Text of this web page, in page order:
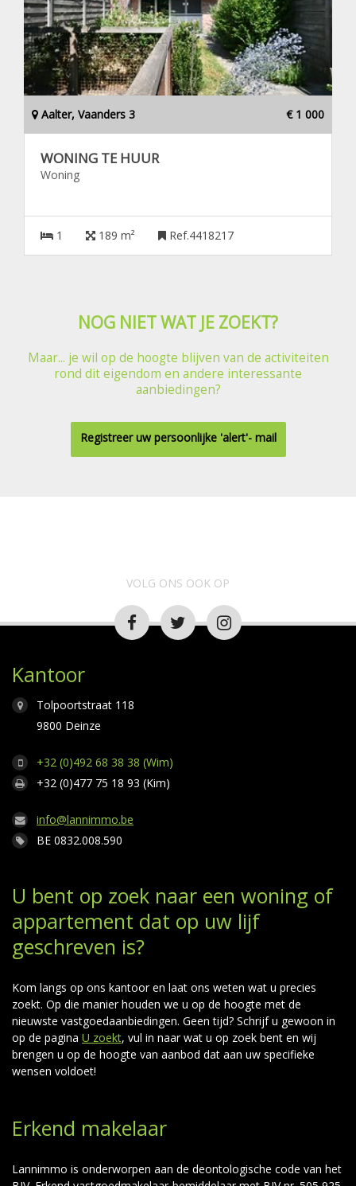
Aalter, Vaanders 3 € 1 000
WONING TE HUUR
Woning
1 189 m² Ref.4418217
NOG NIET WAT JE ZOEKT?
Maar... je wil op de hoogte blijven van de activiteiten
rond dit eigendom en andere interessante
aanbiedingen?
Registreer uw persoonlijke 'alert'- mail
VOLG ONS OOK OP
Kantoor
Tolpoortstraat 118
9800 Deinze
+32 (0)492 68 38 38 (Wim)
+32 (0)477 75 18 93 (Kim)
info@lannimmo.be
BE 0832.008.590
U bent op zoek naar een woning of
appartement dat op uw lijf
geschreven is?
Kom langs op ons kantoor en laat ons weten wat u precies
zoekt. Op die manier houden we u op de hoogte met de
nieuwste vastgoedaanbiedingen. Geen tijd? Schrijf u gewoon in
op de pagina U zoekt, vul in naar wat u op zoek bent en wij
brengen u op de hoogte van aanbod dat aan uw specifieke
wensen voldoet!
Erkend makelaar
Lannimmo is onderworpen aan de deontologische code van het